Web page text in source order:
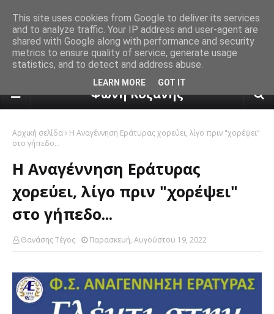
πρόγνωση καιρού από το
Φωνή Κοζάνης
Αρχική σελίδα
Η Αναγέννηση Εράτυρας χορεύει, λίγο πριν "χορέψει"
στο γήπεδο...
Η Αναγέννηση Εράτυρας
χορεύει, λίγο πριν "χορέψει"
στο γήπεδο...
Θανάσης Τέγος Παρασκευή, Αυγούστου 19, 2022
This site uses cookies from Google to deliver its services
and to analyze traffic. Your IP address and user-agent are
shared with Google along with performance and security
metrics to ensure quality of service, generate usage
statistics, and to detect and address abuse.
LEARN MORE GOT IT